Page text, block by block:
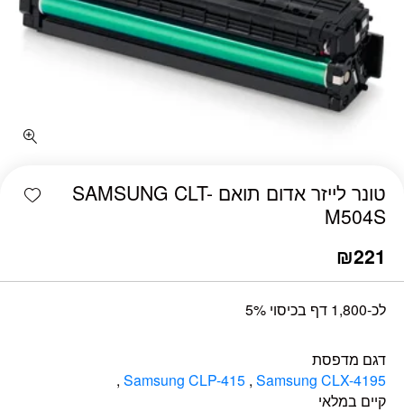
טונר לייזר אדום תואם SAMSUNG CLT-
M504S
₪221
לכ-1,800 דף בכיסוי 5%
דגם מדפסת
Samsung CLP-415 ,Samsung CLX-4195
,
קיים במלאי